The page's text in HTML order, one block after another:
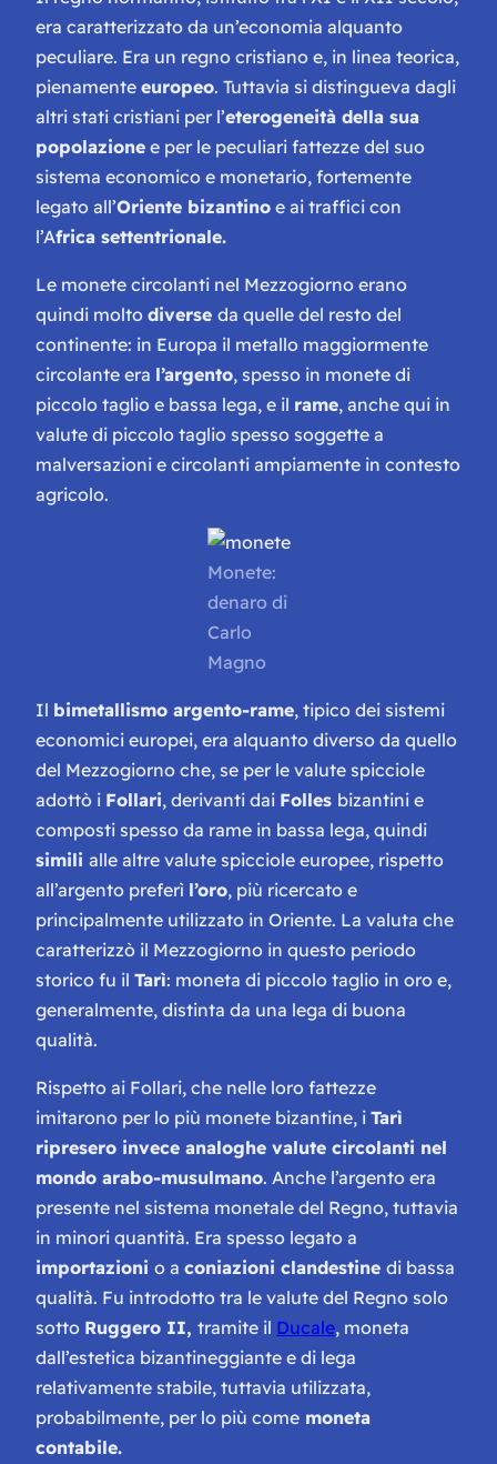
era caratterizzato da un’economia alquanto
peculiare. Era un regno cristiano e, in linea teorica,
pienamente europeo. Tuttavia si distingueva dagli
altri stati cristiani per l’eterogeneità della sua
popolazione e per le peculiari fattezze del suo
sistema economico e monetario, fortemente
legato all’Oriente bizantino e ai traffici con
l’Africa settentrionale.
Le monete circolanti nel Mezzogiorno erano
quindi molto diverse da quelle del resto del
continente: in Europa il metallo maggiormente
circolante era l’argento, spesso in monete di
piccolo taglio e bassa lega, e il rame, anche qui in
valute di piccolo taglio spesso soggette a
malversazioni e circolanti ampiamente in contesto
agricolo.
Monete:
denaro di
Carlo
Magno
Il bimetallismo argento-rame, tipico dei sistemi
economici europei, era alquanto diverso da quello
del Mezzogiorno che, se per le valute spicciole
adottò i Follari, derivanti dai Folles bizantini e
composti spesso da rame in bassa lega, quindi
simili alle altre valute spicciole europee, rispetto
all’argento preferì l’oro, più ricercato e
principalmente utilizzato in Oriente. La valuta che
caratterizzò il Mezzogiorno in questo periodo
storico fu il Tarì: moneta di piccolo taglio in oro e,
generalmente, distinta da una lega di buona
qualità.
Rispetto ai Follari, che nelle loro fattezze
imitarono per lo più monete bizantine, i Tarì
ripresero invece analoghe valute circolanti nel
mondo arabo-musulmano. Anche l’argento era
presente nel sistema monetale del Regno, tuttavia
in minori quantità. Era spesso legato a
importazioni o a coniazioni clandestine di bassa
qualità. Fu introdotto tra le valute del Regno solo
sotto Ruggero II, tramite il Ducale, moneta
dall’estetica bizantineggiante e di lega
relativamente stabile, tuttavia utilizzata,
probabilmente, per lo più come moneta
contabile.